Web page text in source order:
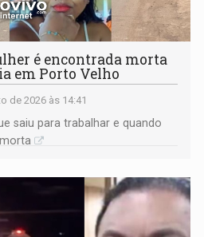
é encontrada morta
em Porto Velho
de 2026 às 14:41
saiu para trabalhar e quando